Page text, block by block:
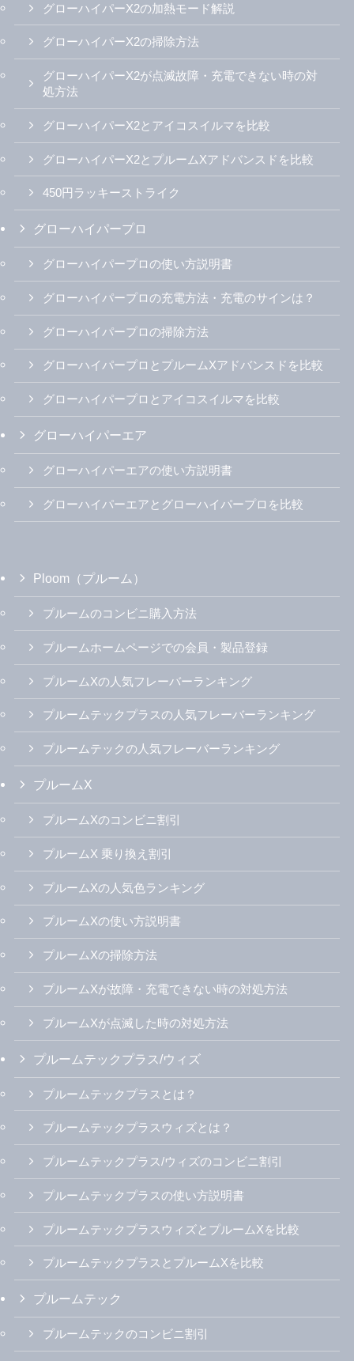
グローハイパーX2の加熱モード解説
グローハイパーX2の掃除方法
グローハイパーX2が点滅故障・充電できない時の対
処方法
グローハイパーX2とアイコスイルマを比較
グローハイパーX2とプルームXアドバンスドを比較
450円ラッキーストライク
グローハイパープロ
グローハイパープロの使い方説明書
グローハイパープロの充電方法・充電のサインは？
グローハイパープロの掃除方法
グローハイパープロとプルームXアドバンスドを比較
グローハイパープロとアイコスイルマを比較
グローハイパーエア
グローハイパーエアの使い方説明書
グローハイパーエアとグローハイパープロを比較
Ploom（プルーム）
プルームのコンビニ購入方法
プルームホームページでの会員・製品登録
プルームXの人気フレーバーランキング
プルームテックプラスの人気フレーバーランキング
プルームテックの人気フレーバーランキング
プルームX
プルームXのコンビニ割引
プルームX 乗り換え割引
プルームXの人気色ランキング
プルームXの使い方説明書
プルームXの掃除方法
プルームXが故障・充電できない時の対処方法
プルームXが点滅した時の対処方法
プルームテックプラス/ウィズ
プルームテックプラスとは？
プルームテックプラスウィズとは？
プルームテックプラス/ウィズのコンビニ割引
プルームテックプラスの使い方説明書
プルームテックプラスウィズとプルームXを比較
プルームテックプラスとプルームXを比較
プルームテック
プルームテックのコンビニ割引